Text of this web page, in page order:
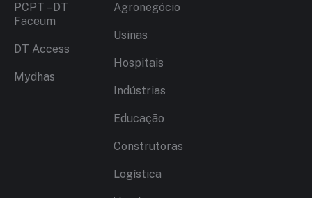
PCPT – DT
Faceum
DT Access
Mydhas
Agronegócio
Usinas
Hospitais
Indústrias
Educação
Construtoras
Logística